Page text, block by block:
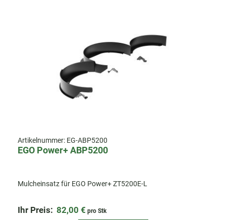
Artikelnummer: EG-ABP5200
EGO Power+ ABP5200
Mulcheinsatz für EGO Power+ ZT5200E-L
Ihr Preis: 82,00 € pro Stk